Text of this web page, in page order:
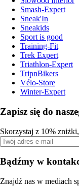
Smash-Expert
Sneak'In
Sneakids
Sport is good
Training-Fit
Trek Expert
Triathlon-Expert
TripnBikers
Vélo-Store
Winter-Expert
Zapisz się do
Skorzystaj z 10%
Bądźmy w
Znajdź nas w mediach